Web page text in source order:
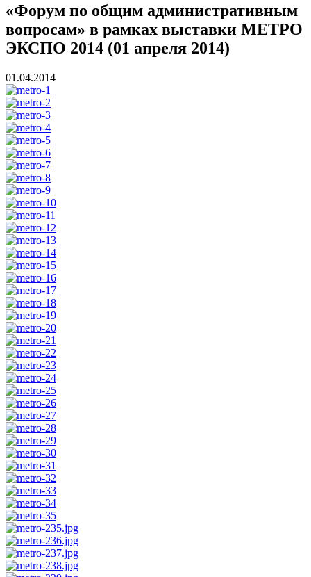
«Форум по общим административным
вопросам» в рамках выставки МЕТРО
ЭКСПО 2014 (01 апреля 2014)
01.04.2014